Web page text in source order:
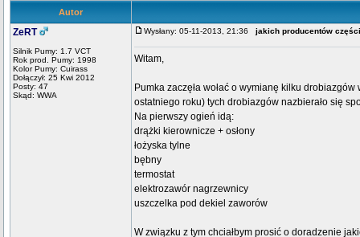
Autor
ZeRT
Silnik Pumy: 1.7 VCT
Rok prod. Pumy: 1998
Kolor Pumy: Cuirass
Dołączył: 25 Kwi 2012
Posty: 47
Skąd: WWA
Wysłany: 05-11-2013, 21:36 jakich producentów
Witam,
Pumka zaczęła wołać o wymianę kilku
ostatniego roku) tych drobiazgów nazbierało się
Na pierwszy ogień idą:
drążki kierownicze + osłony
łożyska tylne
bębny
termostat
elektrozawór nagrzewnicy
uszczelka pod dekiel zaworów
W związku z tym chciałbym prosić o doradzenie